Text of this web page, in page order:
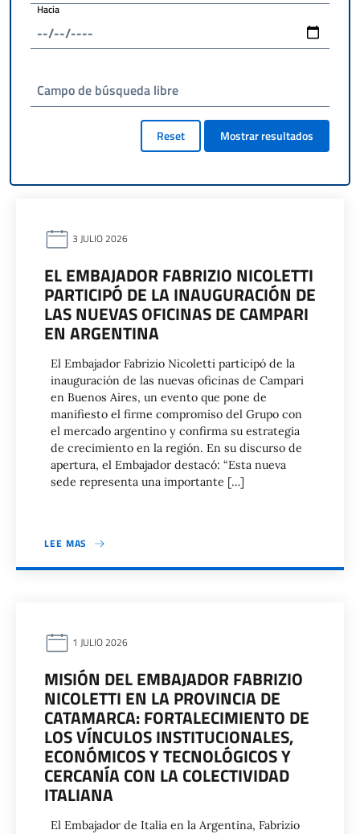
Hacia
Campo de búsqueda libre
Reset Mostrar resultados
3 JULIO 2026
EL EMBAJADOR FABRIZIO NICOLETTI
PARTICIPÓ DE LA INAUGURACIÓN DE
LAS NUEVAS OFICINAS DE CAMPARI
EN ARGENTINA
El Embajador Fabrizio Nicoletti participó de la
inauguración de las nuevas oficinas de Campari
en Buenos Aires, un evento que pone de
manifiesto el firme compromiso del Grupo con
el mercado argentino y confirma su estrategia
de crecimiento en la región. En su discurso de
apertura, el Embajador destacó: “Esta nueva
sede representa una importante […]
LEE MAS
1 JULIO 2026
MISIÓN DEL EMBAJADOR FABRIZIO
NICOLETTI EN LA PROVINCIA DE
CATAMARCA: FORTALECIMIENTO DE
LOS VÍNCULOS INSTITUCIONALES,
ECONÓMICOS Y TECNOLÓGICOS Y
CERCANÍA CON LA COLECTIVIDAD
ITALIANA
El Embajador de Italia en la Argentina, Fabrizio